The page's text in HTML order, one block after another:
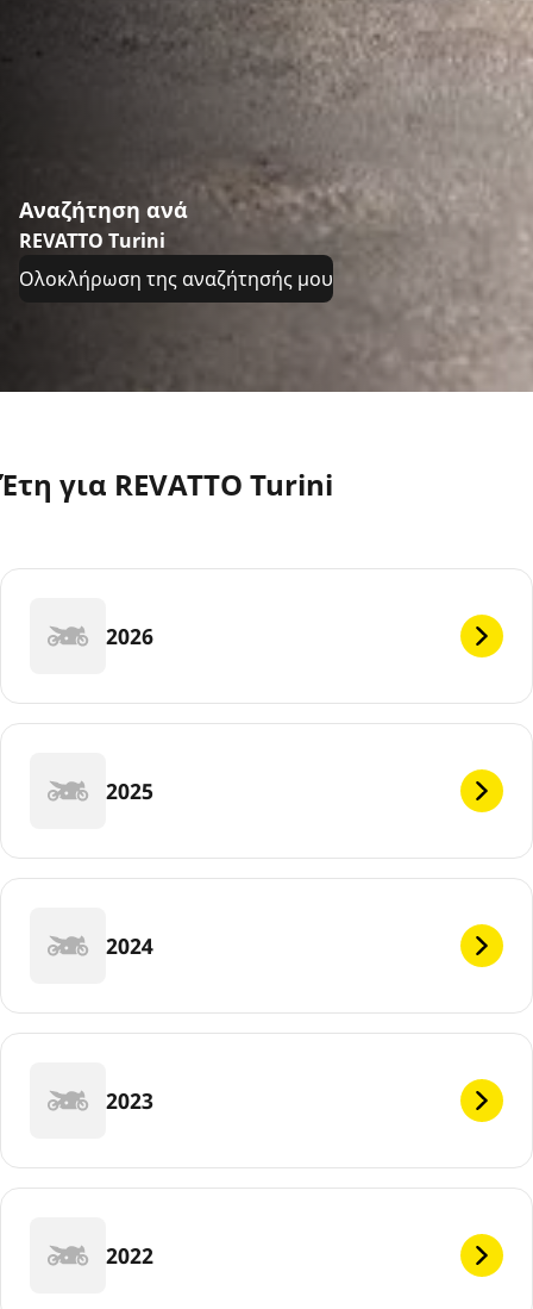
Αναζήτηση ανά
REVATTO Turini
Ολοκλήρωση της αναζήτησής μου
Έτη για REVATTO Turini
2026
2025
2024
2023
2022